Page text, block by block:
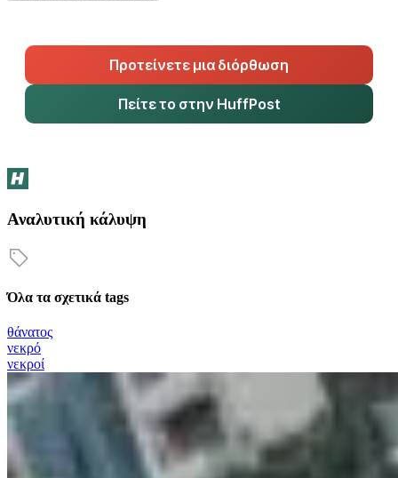
Προτείνετε μια διόρθωση
Πείτε το στην HuffPost
Αναλυτική κάλυψη
Όλα τα σχετικά tags
θάνατος
νεκρό
νεκροί